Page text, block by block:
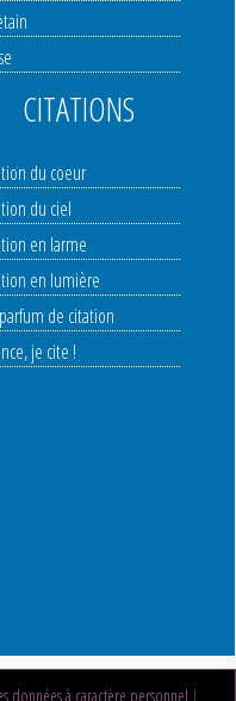
CITATIONS
du coeur
du ciel
en larme
en lumière
de citation
je cite !
données à caractère personnel |